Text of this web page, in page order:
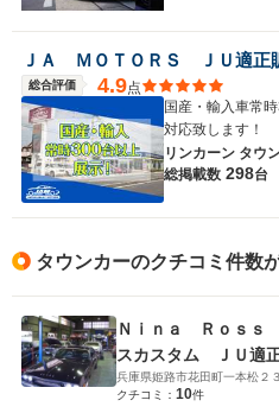
ＪＡ ＭＯＴＯＲＳ ＪＵ適正
総合評価 4.9点
国産・輸入車常
対応致します！
リンカーン タウ
総掲載数 298台
タウンカーのクチコミ件数
Ｎｉｎａ Ｒｏｓｓ
スカスタム ＪＵ適
兵庫県姫路市花田町一本松２
クチコミ： 10件